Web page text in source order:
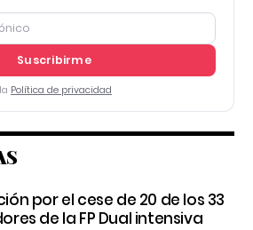
Suscribirme
Política de privacidad
por el cese de 20 de los 33
de la FP Dual intensiva